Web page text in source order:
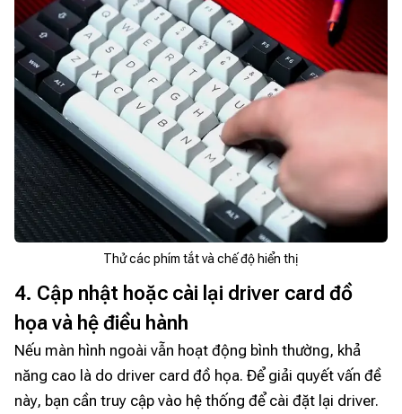
Thử các phím tắt và chế độ hiển thị
4. Cập nhật hoặc cài lại driver card đồ
họa và hệ điều hành
Nếu màn hình ngoài vẫn hoạt động bình thường, khả
năng cao là do driver card đồ họa. Để giải quyết vấn đề
này, bạn cần truy cập vào hệ thống để cài đặt lại driver.